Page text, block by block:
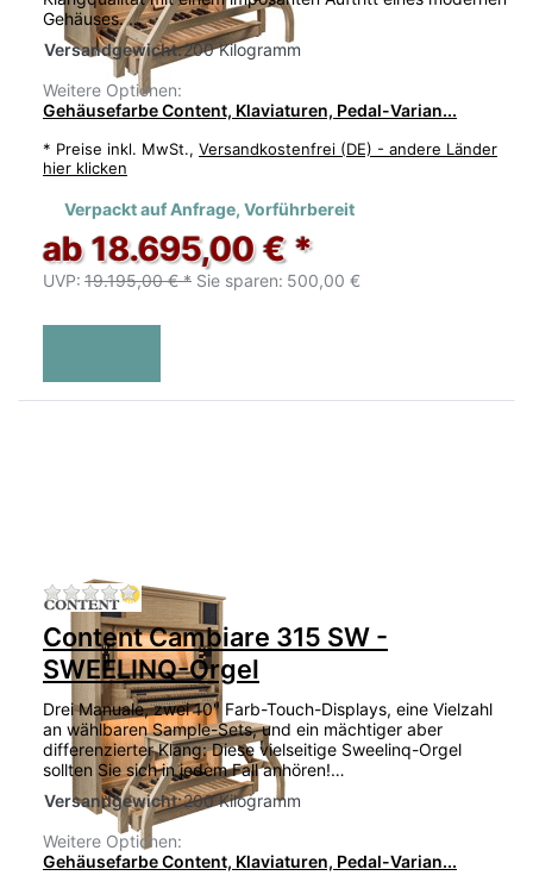
Gehäuses. …
Versandgewicht:200 Kilogramm
Weitere Optionen:
Gehäusefarbe Content, Klaviaturen, Pedal-Varian...
* Preise inkl. MwSt., Versandkostenfrei (DE) - andere Länder
hier klicken
Verpackt auf Anfrage, Vorführbereit
ab 18.695,00 € *
UVP: 19.195,00 € * Sie sparen: 500,00 €
Zu diesem Produkt liegen noch keine
Content Cambiare 315 SW -
SWEELINQ-Orgel
Drei Manuale, zwei 10" Farb-Touch-Displays, eine Vielzahl
an wählbaren Sample-Sets, und ein mächtiger aber
differenzierter Klang: Diese vielseitige Sweelinq-Orgel
sollten Sie sich in jedem Fall anhören!…
Versandgewicht:200 Kilogramm
Weitere Optionen:
Gehäusefarbe Content, Klaviaturen, Pedal-Varian...